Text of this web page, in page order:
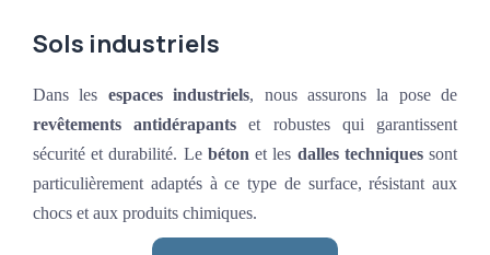
Sols industriels
Dans les espaces industriels, nous assurons la pose de
revêtements antidérapants et robustes qui garantissent
sécurité et durabilité. Le béton et les dalles techniquessont
particulièrement adaptés à ce type de surface, résistant aux
chocs et aux produits chimiques.